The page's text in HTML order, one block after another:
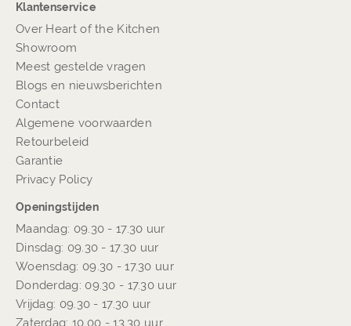
Klantenservice
Over Heart of the Kitchen
Showroom
Meest gestelde vragen
Blogs en nieuwsberichten
Contact
Algemene voorwaarden
Retourbeleid
Garantie
Privacy Policy
Openingstijden
Maandag: 09.30 - 17.30 uur
Dinsdag: 09.30 - 17.30 uur
Woensdag: 09.30 - 17.30 uur
Donderdag: 09.30 - 17.30 uur
Vrijdag: 09.30 - 17.30 uur
Zaterdag: 10.00 - 13.30 uur